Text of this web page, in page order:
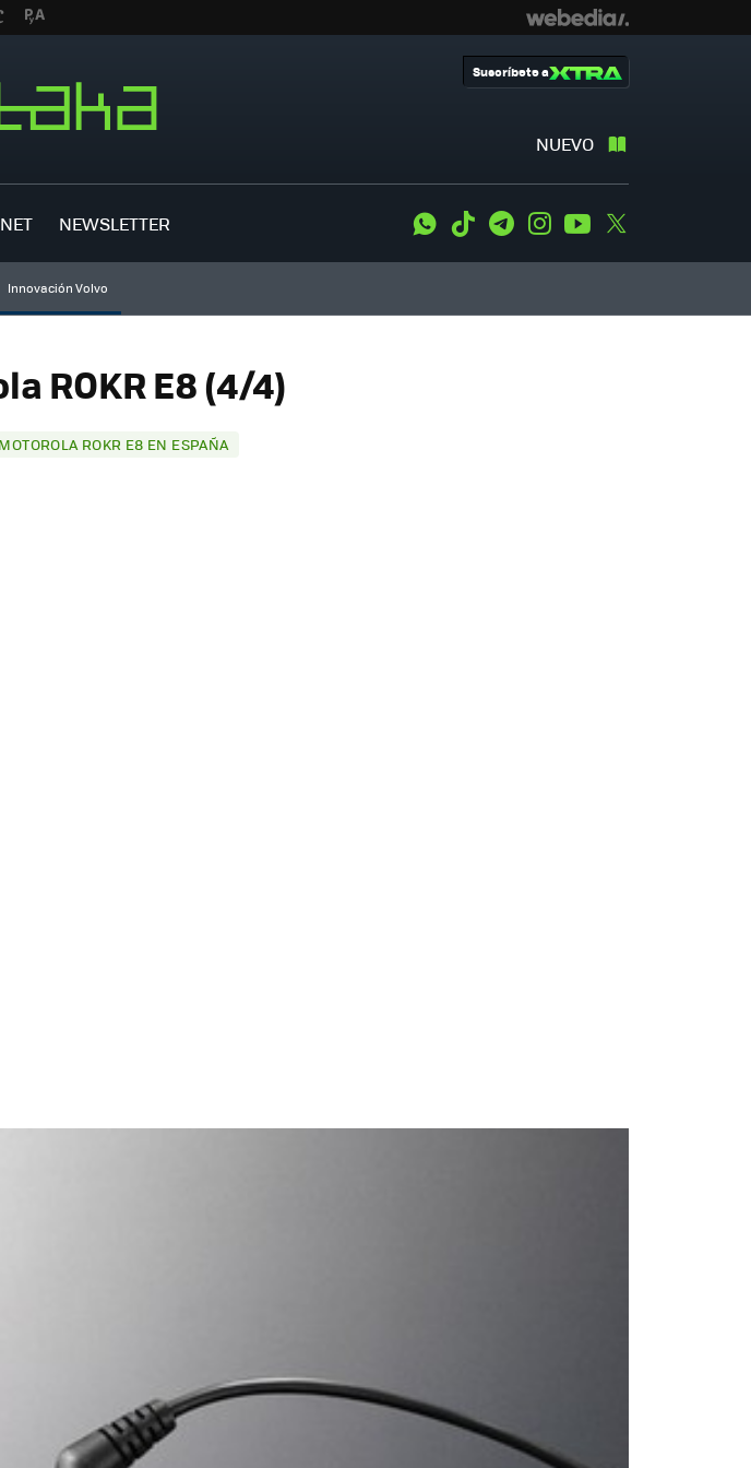
NUEVO
Suscríbete a
NEWSLETTER WhatsApp
Tiktok TelegramInstagramYoutube
Innovación Volvo
ROKR E8 (4/4)
MOTOROLA ROKR E8 EN ESPAÑA